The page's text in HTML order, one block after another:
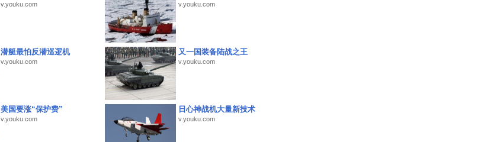
v.youku.com v.youku.com
潜艇最怕反潜巡逻机
v.youku.com
又一国装备陆战之王
v.youku.com
美国要涨“保护费”
v.youku.com
日心神战机大量新技术
v.youku.com